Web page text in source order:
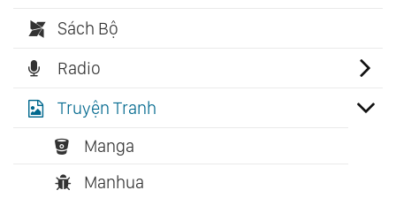
Sách Bộ
Radio
Truyện Tranh
Manga
Manhua